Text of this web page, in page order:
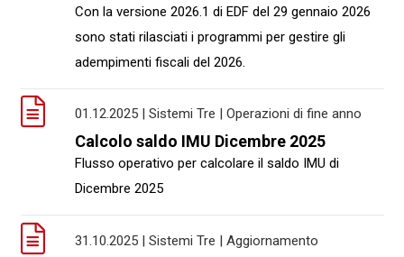
Con la versione 2026.1 di EDF del 29 gennaio 2026
sono stati rilasciati i programmi per gestire gli
adempimenti fiscali del 2026.
01.12.2025 | Sistemi Tre | Operazioni di fine anno
Calcolo saldo IMU Dicembre 2025
Flusso operativo per calcolare il saldo IMU di
Dicembre 2025
31.10.2025 | Sistemi Tre | Aggiornamento